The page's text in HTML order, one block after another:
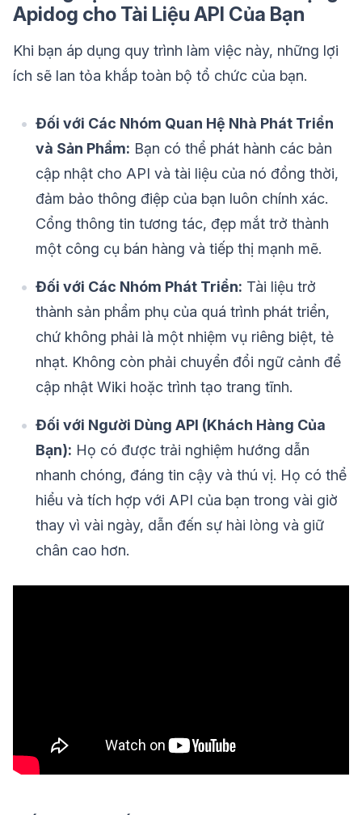
Apidog cho Tài Liệu API Của Bạn
Khi bạn áp dụng quy trình làm việc này, những lợi
ích sẽ lan tỏa khắp toàn bộ tổ chức của bạn.
Đối với Các Nhóm Quan Hệ Nhà Phát Triển
và Sản Phẩm: Bạn có thể phát hành các bản
cập nhật cho API và tài liệu của nó đồng thời,
đảm bảo thông điệp của bạn luôn chính xác.
Cổng thông tin tương tác, đẹp mắt trở thành
một công cụ bán hàng và tiếp thị mạnh mẽ.
Đối với Các Nhóm Phát Triển: Tài liệu trở
thành sản phẩm phụ của quá trình phát triển,
chứ không phải là một nhiệm vụ riêng biệt, tẻ
nhạt. Không còn phải chuyển đổi ngữ cảnh để
cập nhật Wiki hoặc trình tạo trang tĩnh.
Đối với Người Dùng API (Khách Hàng Của
Bạn): Họ có được trải nghiệm hướng dẫn
nhanh chóng, đáng tin cậy và thú vị. Họ có thể
hiểu và tích hợp với API của bạn trong vài giờ
thay vì vài ngày, dẫn đến sự hài lòng và giữ
chân cao hơn.